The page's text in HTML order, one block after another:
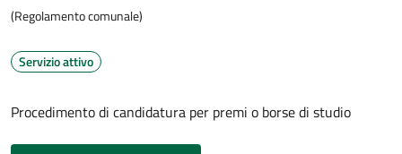
(Regolamento comunale)
Servizio attivo
Procedimento di candidatura per premi o borse di studio